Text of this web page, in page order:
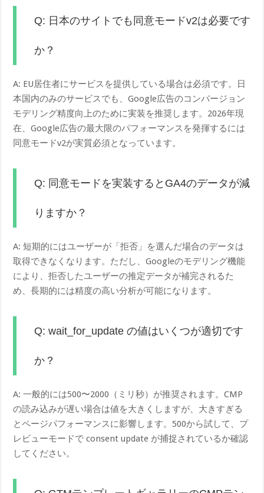
Q: 日本のサイトでも同意モードv2は必要です
か？
A: EU居住者にサービスを提供している場合は必須です。日
本国内のみのサービスでも、Google広告のコンバージョン
モデリング精度向上のために実装を推奨します。2026年現
在、Google広告の最大限のパフォーマンスを発揮するには
同意モードv2が実質必須となっています。
Q: 同意モードを実装するとGA4のデータが減
りますか？
A: 短期的にはユーザーが「拒否」を選んだ場合のデータは
取得できなくなります。ただし、Googleのモデリング機能
により、拒否したユーザーの推定データが補完されるた
め、長期的には精度の高い分析が可能になります。
Q: wait_for_update の値はいくつが適切です
か？
A: 一般的には500〜2000（ミリ秒）が推奨されます。CMP
の読み込みが遅い場合は値を大きくしますが、大きすぎる
とページパフォーマンスに影響します。500から試して、プ
レビューモードで consent update が捕捉されているか確認
してください。